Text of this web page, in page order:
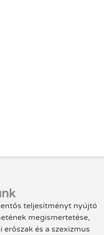
teljesítményt nyújtó
megismertetése,
és a szexizmus